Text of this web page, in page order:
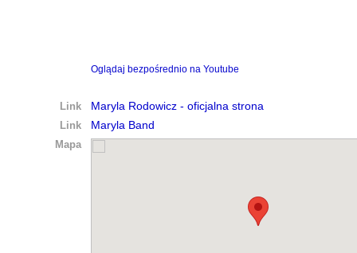
Oglądaj bezpośrednio na Youtube
Link
Maryla Rodowicz - oficjalna strona
Link
Maryla Band
Mapa